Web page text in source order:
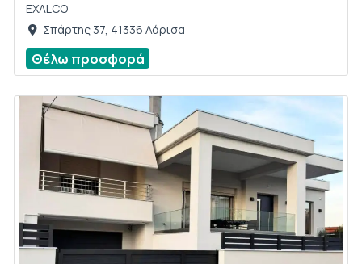
EXALCO
Σπάρτης 37, 41336 Λάρισα
Θέλω προσφορά